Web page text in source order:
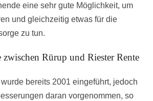
eine sehr gute Möglichkeit, um
und gleichzeitig etwas für die
zu tun.
zwischen Rürup und Riester Rente
bereits 2001 eingeführt, jedoch
daran vorgenommen, so